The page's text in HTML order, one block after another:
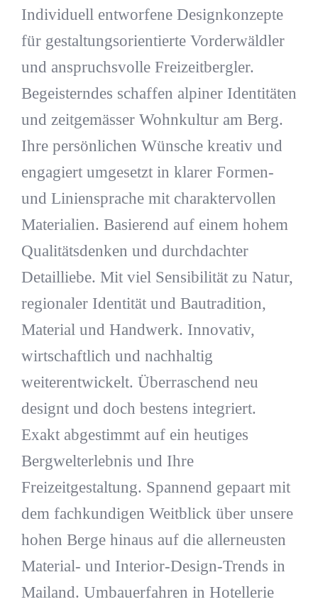
Individuell entworfene Designkonzepte
für gestaltungsorientierte Vorderwäldler
und anspruchsvolle Freizeitbergler.
Begeisterndes schaffen alpiner Identitäten
und zeitgemässer Wohnkultur am Berg.
Ihre persönlichen Wünsche kreativ und
engagiert umgesetzt in klarer Formen-
und Liniensprache mit charaktervollen
Materialien. Basierend auf einem hohem
Qualitätsdenken und durchdachter
Detailliebe. Mit viel Sensibilität zu Natur,
regionaler Identität und Bautradition,
Material und Handwerk. Innovativ,
wirtschaftlich und nachhaltig
weiterentwickelt. Überraschend neu
designt und doch bestens integriert.
Exakt abgestimmt auf ein heutiges
Bergwelterlebnis und Ihre
Freizeitgestaltung. Spannend gepaart mit
dem fachkundigen Weitblick über unsere
hohen Berge hinaus auf die allerneusten
Material- und Interior-Design-Trends in
Mailand. Umbauerfahren in Hotellerie